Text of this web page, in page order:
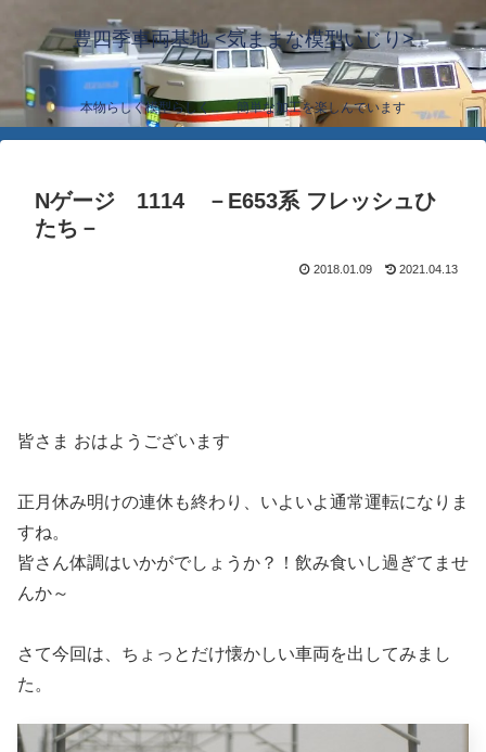
豊四季車両基地 <気ままな模型いじり>
本物らしく模型らしく… 簡単な加工を楽しんでいます
Nゲージ 1114 －E653系 フレッシュひ
たち－
2018.01.09 2021.04.13
皆さま おはようございます
正月休み明けの連休も終わり、いよいよ通常運転になりま
すね。
皆さん体調はいかがでしょうか？！飲み食いし過ぎてませ
んか～
さて今回は、ちょっとだけ懐かしい車両を出してみまし
た。